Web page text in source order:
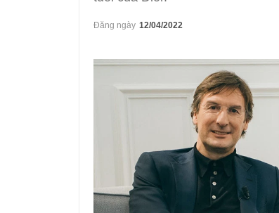
Đăng ngày 12/04/2022